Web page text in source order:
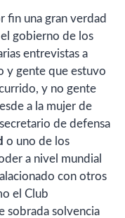
fin una gran verdad
gobierno de los
entrevistas a
y gente que estuvo
y no gente
a la mujer de
de defensa
o uno de los
a nivel mundial
con otros
el Club
sobrada solvencia